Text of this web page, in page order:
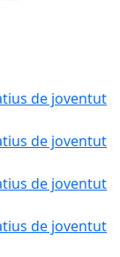
de joventut
de joventut
de joventut
de joventut